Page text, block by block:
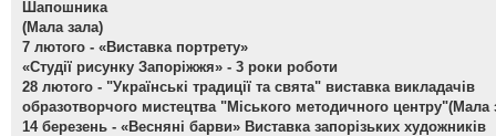
Шапошника
(Мала зала)
7 лютого - «Виставка портрету»
«Студії рисунку Запоріжжя» - 3 роки роботи
28 лютого - "Українські традиції та свята" виставка викладачів
образотворчого мистецтва "Міського методичного центру"(Мала
14 березень - «Весняні барви» Виставка запорізьких художників